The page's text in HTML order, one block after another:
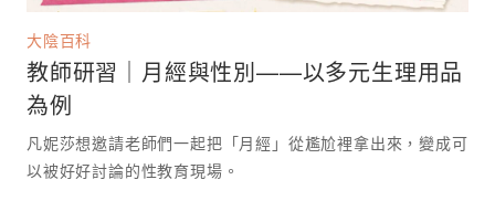
大陰百科
教師研習｜月經與性別——以多元生理用品
為例
凡妮莎想邀請老師們一起把「月經」從尷尬裡拿出來，變成可